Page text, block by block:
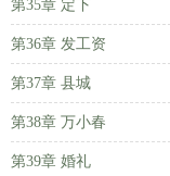
第35章 定下
第36章 发工资
第37章 县城
第38章 万小春
第39章 婚礼